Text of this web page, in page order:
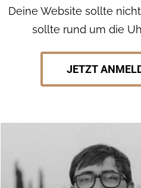
Deine Website sollte
sollte rund um die
JETZT